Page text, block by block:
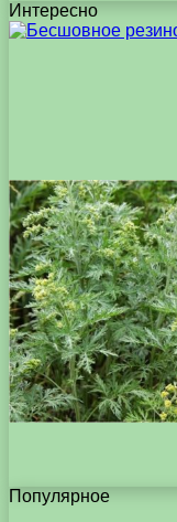
Интересно
Популярное